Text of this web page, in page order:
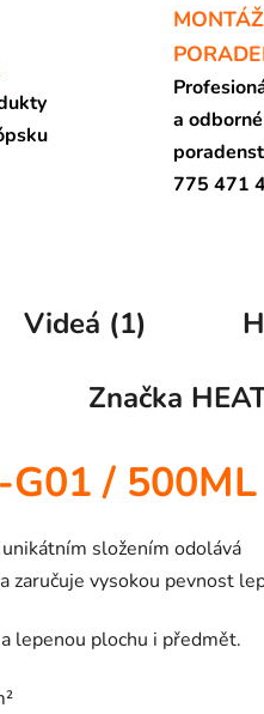
a odborné
775 471
Videá (1)
Značka
G01 / 500ML
složením odolává
vysokou pevnost
lepenou plochu i předmět.